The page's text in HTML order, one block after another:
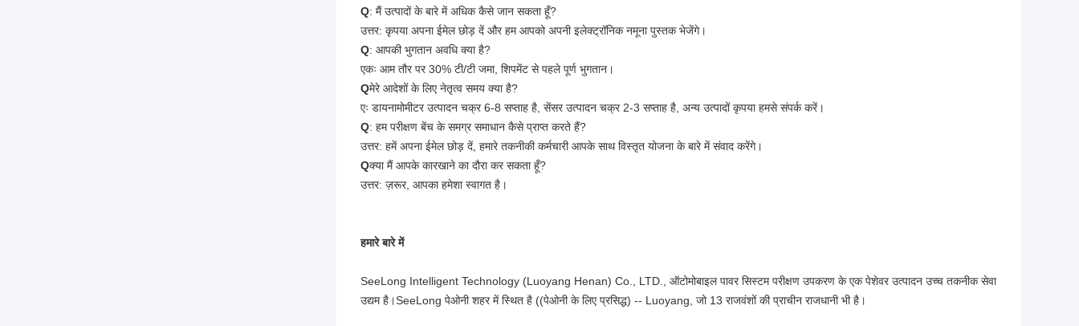
Q: मैं उत्पादों के बारे में अधिक कैसे जान सकता हूँ?
उत्तर: कृपया अपना ईमेल छोड़ दें और हम आपको अपनी इलेक्ट्रॉनिक नमूना पुस्तक भेजेंगे।
Q: आपकी भुगतान अवधि क्या है?
एकः आम तौर पर 30% टी/टी जमा, शिपमेंट से पहले पूर्ण भुगतान।
Qमेरे आदेशों के लिए नेतृत्व समय क्या है?
एः डायनामोमीटर उत्पादन चक्र 6-8 सप्ताह है, सेंसर उत्पादन चक्र 2-3 सप्ताह है, अन्य उत्पादों कृपया हमसे संपर्क करें।
Q: हम परीक्षण बेंच के समग्र समाधान कैसे प्राप्त करते हैं?
उत्तर: हमें अपना ईमेल छोड़ दें, हमारे तकनीकी कर्मचारी आपके साथ विस्तृत योजना के बारे में संवाद करेंगे।
Qक्या मैं आपके कारखाने का दौरा कर सकता हूँ?
उत्तर: ज़रूर, आपका हमेशा स्वागत है।
हमारे बारे में
SeeLong Intelligent Technology (Luoyang Henan) Co., LTD., ऑटोमोबाइल पावर सिस्टम परीक्षण उपकरण के एक पेशेवर उत्पादन उच्च तकनीक सेवा
उद्यम है।SeeLong पेओनी शहर में स्थित है ((पेओनी के लिए प्रसिद्ध) -- Luoyang, जो 13 राजवंशों की प्राचीन राजधानी भी है।